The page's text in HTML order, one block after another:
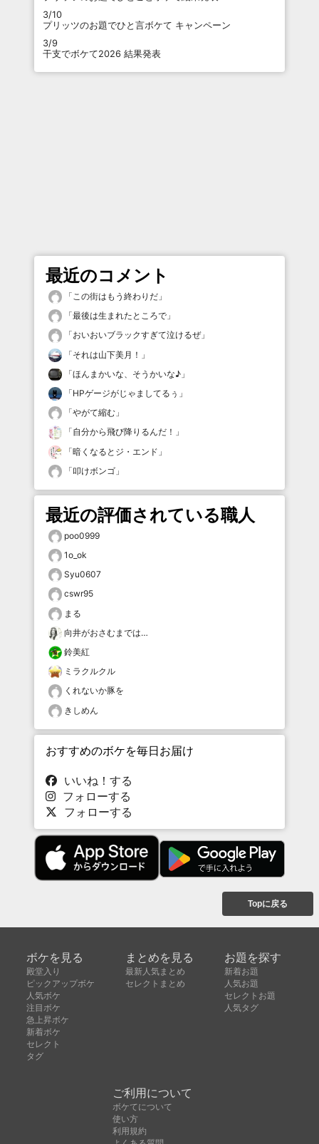
3/10
プリッツのお題でひと言ボケて キャンペーン
3/9
干支でボケて2026 結果発表
最近のコメント
「この街はもう終わりだ 」
「最後は生まれたところで 」
「おいおいブラックすぎて泣けるぜ」
「それは山下美月！ 」
「ほんまかいな、そうかいな♪ 」
「HPゲージがじゃましてるぅ 」
「やがて縮む 」
「自分から飛び降りるんだ！ 」
「暗くなるとジ・エンド 」
「叩けボンゴ 」
最近の評価されている職人
poo0999
1o_ok
Syu0607
cswr95
まる
向井がおさむまでは…
鈴美紅
ミラクルクル
くれないか豚を
きしめん
おすすめのボケを毎日お届け
いいね！する
フォローする
フォローする
Topに戻る
ボケを見る
殿堂入り
ピックアップボケ
人気ボケ
注目ボケ
急上昇ボケ
新着ボケ
セレクト
タグ
まとめを見る
最新人気まとめ
セレクトまとめ
お題を探す
新着お題
人気お題
セレクトお題
人気タグ
ご利用について
ボケてについて
使い方
利用規約